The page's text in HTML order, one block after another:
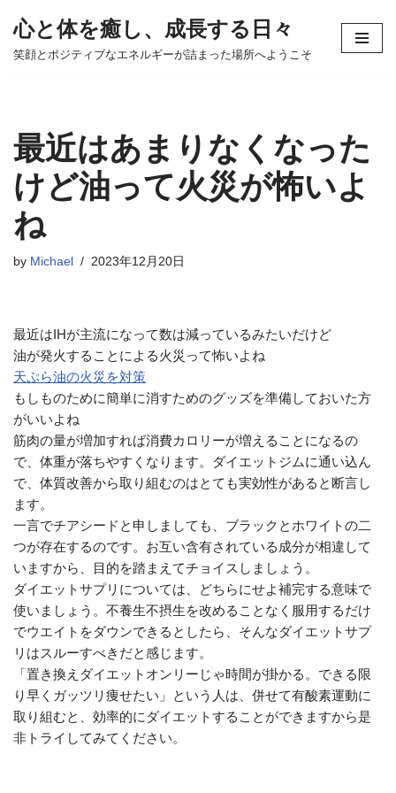
コ
ツ
へ
ス
キ
ッ
プ
心と体を癒し、成長する日々
笑顔とポジティブなエネルギーが詰まった場所へようこそ
最近はあまりなくなった
けど油って火災が怖いよ
ね
by Michael 2023年12月20日
最近はIHが主流になって数は減っているみたいだけど
油が発火することによる火災って怖いよね
天ぷら油の火災を対策
もしものために簡単に消すためのグッズを準備しておいた方
がいいよね
筋肉の量が増加すれば消費カロリーが増えることになるの
で、体重が落ちやすくなります。ダイエットジムに通い込ん
で、体質改善から取り組むのはとても実効性があると断言し
ます。
一言でチアシードと申しましても、ブラックとホワイトの二
つが存在するのです。お互い含有されている成分が相違して
いますから、目的を踏まえてチョイスしましょう。
ダイエットサプリについては、どちらにせよ補完する意味で
使いましょう。不養生不摂生を改めることなく服用するだけ
でウエイトをダウンできるとしたら、そんなダイエットサプ
リはスルーすべきだと感じます。
「置き換えダイエットオンリーじゃ時間が掛かる。できる限
り早くガッツリ痩せたい」という人は、併せて有酸素運動に
取り組むと、効率的にダイエットすることができますから是
非トライしてみてください。